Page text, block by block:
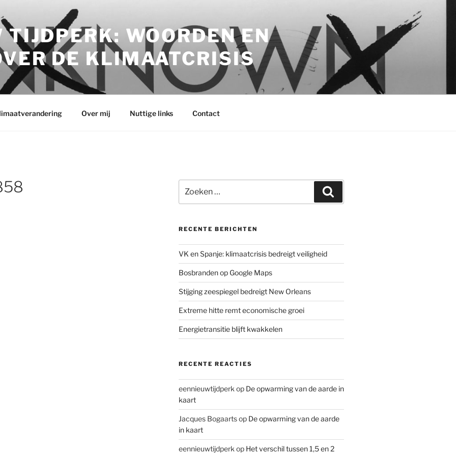
TIJDPERK: WOORDEN EN
DE KLIMAATCRISIS
Over mij Nuttige links Contact
naar:
RECENTE BERICHTEN
VK en Spanje: klimaatcrisis bedreigt veiligheid
Bosbranden op Google Maps
Stijging zeespiegel bedreigt New Orleans
Extreme hitte remt economische groei
Energietransitie blijft kwakkelen
RECENTE REACTIES
eennieuwtijdperk op De opwarming van de aarde in
kaart
Jacques Bogaartsop De opwarming van de aarde
in kaart
eennieuwtijdperk op Het verschil tussen 1,5 en 2